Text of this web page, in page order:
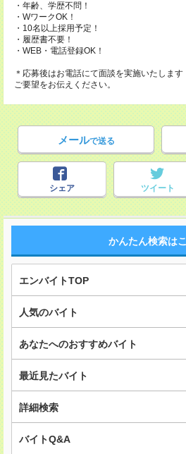
・年齢、学歴不問！
・WワークOK！
・10名以上採用予定！
・履歴書不要！
・WEB・電話登録OK！
＊応募後はお電話にて面談を実施いたしま
ご要望をお伝えください。
メールで送る
シェア ツイート
かんたん検索は
エンバイトTOP
人気のバイト
あなたへのおすすめバイト
最近見たバイト
詳細検索
バイトQ&A